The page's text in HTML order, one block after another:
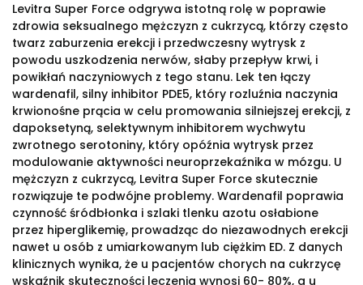
Levitra Super Force odgrywa istotną rolę w poprawie
zdrowia seksualnego mężczyzn z cukrzycą, którzy często
twarz zaburzenia erekcji i przedwczesny wytrysk z
powodu uszkodzenia nerwów, słaby przepływ krwi, i
powikłań naczyniowych z tego stanu. Lek ten łączy
wardenafil, silny inhibitor PDE5, który rozluźnia naczynia
krwionośne prącia w celu promowania silniejszej erekcji, z
dapoksetyną, selektywnym inhibitorem wychwytu
zwrotnego serotoniny, który opóźnia wytrysk przez
modulowanie aktywności neuroprzekaźnika w mózgu. U
mężczyzn z cukrzycą, Levitra Super Force skutecznie
rozwiązuje te podwójne problemy. Wardenafil poprawia
czynność śródbłonka i szlaki tlenku azotu osłabione
przez hiperglikemię, prowadząc do niezawodnych erekcji
nawet u osób z umiarkowanym lub ciężkim ED. Z danych
klinicznych wynika, że u pacjentów chorych na cukrzycę
wskaźnik skuteczności leczenia wynosi 60- 80%, a u